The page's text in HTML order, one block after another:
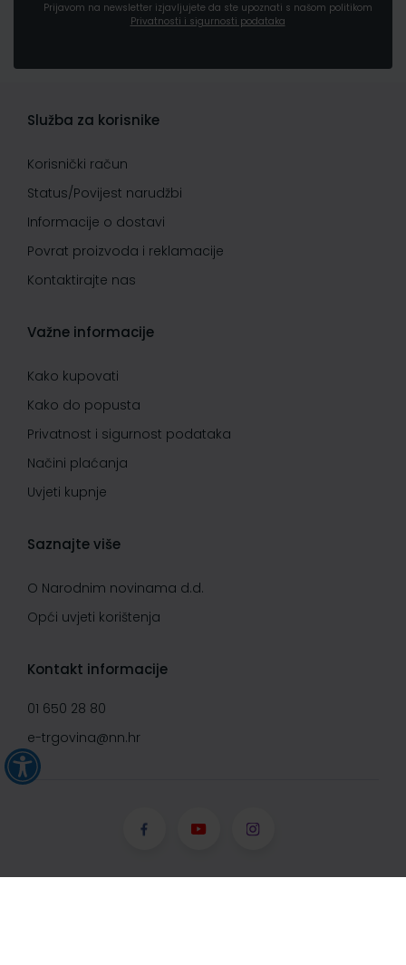
Prijavom na newsletter izjavljujete da ste upoznati s našom politikom
Privatnosti i sigurnosti podataka
Služba za korisnike
Korisnički račun
Status/Povijest narudžbi
Informacije o dostavi
Povrat proizvoda i reklamacije
Kontaktirajte nas
Važne informacije
Kako kupovati
Kako do popusta
Privatnost i sigurnost podataka
Načini plaćanja
Uvjeti kupnje
Saznajte više
O Narodnim novinama d.d.
Opći uvjeti korištenja
Kontakt informacije
01 650 28 80
e-trgovina@nn.hr